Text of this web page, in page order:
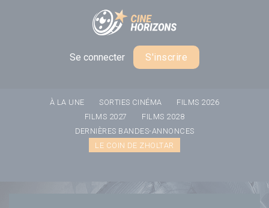
Se connecter S'inscrire
À LA UNE SORTIES CINÉMA
FILMS 2026
FILMS 2027
FILMS 2028
DERNIÈRES BANDES-ANNONCES
LE COIN DE ZHOLTAR
Panneau de gestion des cookies